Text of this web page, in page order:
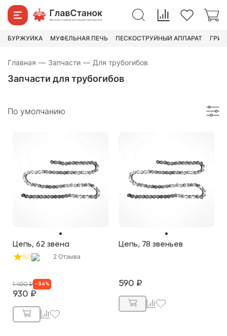
БУРЖУЙКА МУФЕЛЬНАЯ ПЕЧЬ ПЕСКОСТРУЙНЫЙ АППАРАТ
Главная — Запчасти — Для трубогибов
Запчасти для трубогибов
По умолчанию
Цепь, 62 звена
5,0 2 Отзыва
930 ₽
1 400₽ - 34 %
Цепь, 78 звеньев
590 ₽